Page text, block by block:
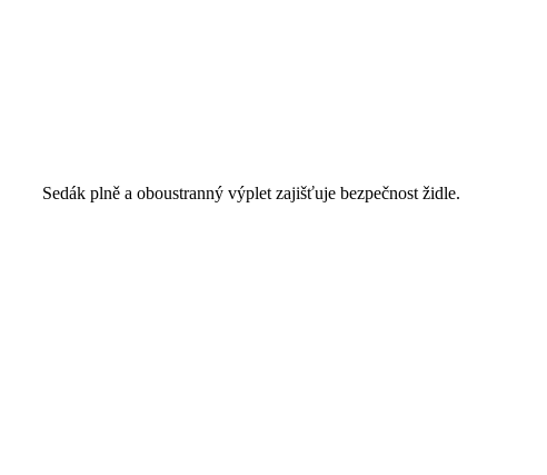
Sedák plně a oboustranný výplet zajišťuje bezpečnost židle.